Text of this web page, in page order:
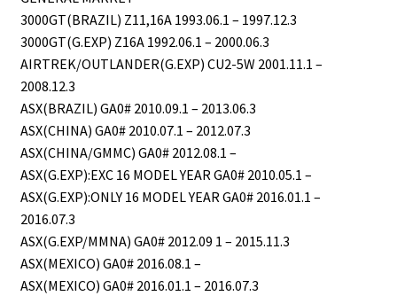
3000GT(BRAZIL) Z11,16A 1993.06.1 – 1997.12.3
3000GT(G.EXP) Z16A 1992.06.1 – 2000.06.3
AIRTREK/OUTLANDER(G.EXP) CU2-5W 2001.11.1 –
2008.12.3
ASX(BRAZIL) GA0# 2010.09.1 – 2013.06.3
ASX(CHINA) GA0# 2010.07.1 – 2012.07.3
ASX(CHINA/GMMC) GA0# 2012.08.1 –
ASX(G.EXP):EXC 16 MODEL YEAR GA0# 2010.05.1 –
ASX(G.EXP):ONLY 16 MODEL YEAR GA0# 2016.01.1 –
2016.07.3
ASX(G.EXP/MMNA) GA0# 2012.09 1 – 2015.11.3
ASX(MEXICO) GA0# 2016.08.1 –
ASX(MEXICO) GA0# 2016.01.1 – 2016.07.3